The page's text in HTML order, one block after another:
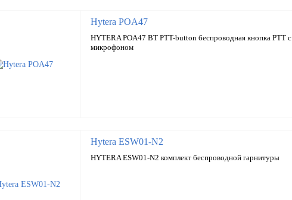
Hytera POA47
HYTERA POA47 BT PTT-button беспроводная кнопка РТТ с
микрофоном
Hytera ESW01-N2
HYTERA ESW01-N2 комплект беспроводной гарнитуры